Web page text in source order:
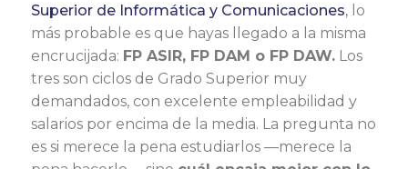
Superior de Informática y Comunicaciones, lo
más probable es que hayas llegado a la misma
encrucijada: FP ASIR, FP DAM o FP DAW. Los
tres son ciclos de Grado Superior muy
demandados, con excelente empleabilidad y
salarios por encima de la media. La pregunta no
es si merece la pena estudiarlos —merece la